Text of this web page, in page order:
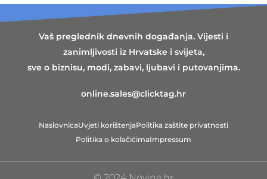
Vaš preglednik dnevnih događanja. Vijesti i
zanimljivosti iz Hrvatske i svijeta,
sve o biznisu, modi, zabavi, ljubavi i putovanjima.
online.sales@clicktag.hr
NaslovnicaUvjeti korištenjaPolitika zaštite privatnosti
Politika o kolačićimaImpressum